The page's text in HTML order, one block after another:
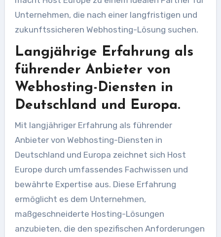
Unternehmen, die nach einer langfristigen und
zukunftssicheren Webhosting-Lösung suchen.
Langjährige Erfahrung als
führender Anbieter von
Webhosting-Diensten in
Deutschland und Europa.
Mit langjähriger Erfahrung als führender
Anbieter von Webhosting-Diensten in
Deutschland und Europa zeichnet sich Host
Europe durch umfassendes Fachwissen und
bewährte Expertise aus. Diese Erfahrung
ermöglicht es dem Unternehmen,
maßgeschneiderte Hosting-Lösungen
anzubieten, die den spezifischen Anforderungen